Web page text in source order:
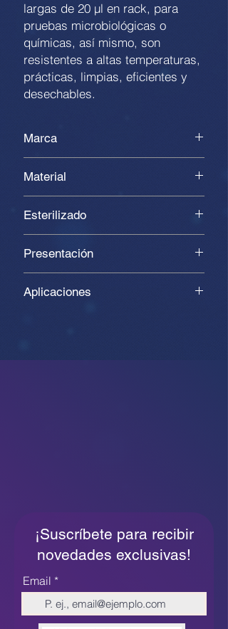
largas de 20 µl en rack, para
pruebas microbiológicas o
químicas, así mismo, son
resistentes a altas temperaturas,
prácticas, limpias, eficientes y
desechables.
Marca
Material
Esterilizado
Presentación
puntas
Aplicaciones
¡Suscríbete para recibir
novedades exclusivas!
Email